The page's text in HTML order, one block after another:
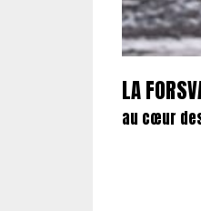
LA
au cœur